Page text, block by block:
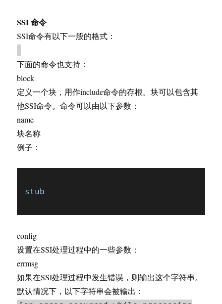
SSI 命令
SSI命令有以下一般的格式：
下面的命令也支持：
block
定义一个块，用作include命令的存根。块可以包含其
他SSI命令。命令可以由以下参数：
name
块名称
例子：
stub
config
设置在SSI处理过程中的一些参数：
errmsg
如果在SSI处理过程中发生错误，则输出这个字符串。
默认情况下，以下字符串会被输出：